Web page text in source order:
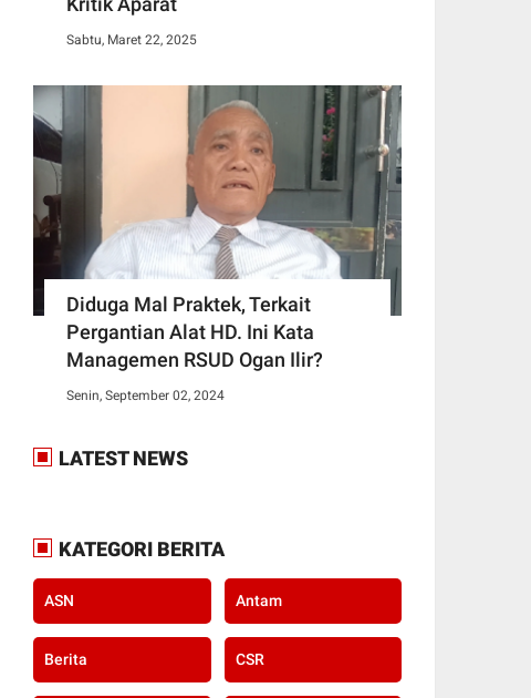
Sabtu, Maret 22, 2025
Diduga Mal Praktek, Terkait
Pergantian Alat HD. Ini Kata
Managemen RSUD Ogan Ilir?
Senin, September 02, 2024
LATEST NEWS
KATEGORI BERITA
ASN Antam
Berita CSR